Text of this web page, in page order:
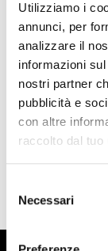
Utilizziamo i
annunci, per
analizzare il
informazioni
nostri partner
pubblicità e
con altre
raccolto dal tuo
delNecessari
Pattini e Danza
Leggings
Disponibilidad
Código :
reflexion
€ 45,00
(€ 36,89 Tax excl.)